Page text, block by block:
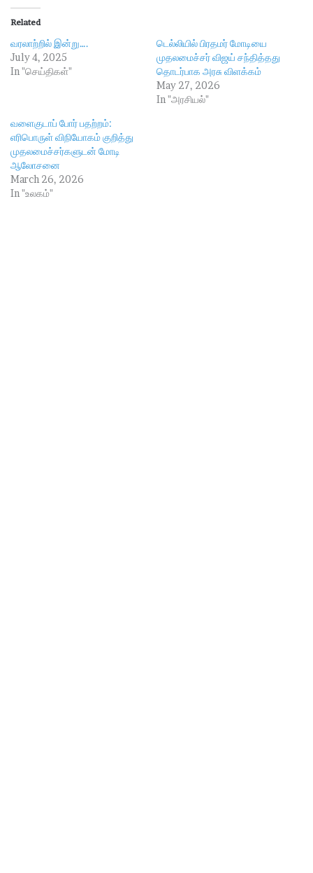
d
n
g
Related
வரலாற்றில் இன்று….
July 4, 2025
In "செய்திகள்"
டெல்லியில் பிரதமர் மோடியை
முதலமைச்சர் விஜய் சந்தித்தது
தொடர்பாக அரசு விளக்கம்
May 27, 2026
In "அரசியல்"
வளைகுடாப் போர் பதற்றம்:
எரிபொருள் விநியோகம் குறித்து
முதலமைச்சர்களுடன் மோடி
ஆலோசனை
March 26, 2026
In "உலகம்"